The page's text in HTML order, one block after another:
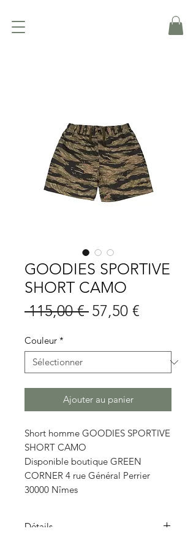
GOODIES SPORTIVE
SHORT CAMO
115,00 € Prix
57,50 €
Couleur *
Ajouter au panier
Short homme GOODIES SPORTIVE
SHORT CAMO
Disponible boutique GREEN
CORNER 4 rue Général Perrier
30000 Nîmes
Détails